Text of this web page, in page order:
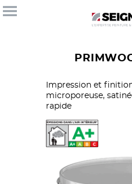
Impression et
microporeuse,
rapide